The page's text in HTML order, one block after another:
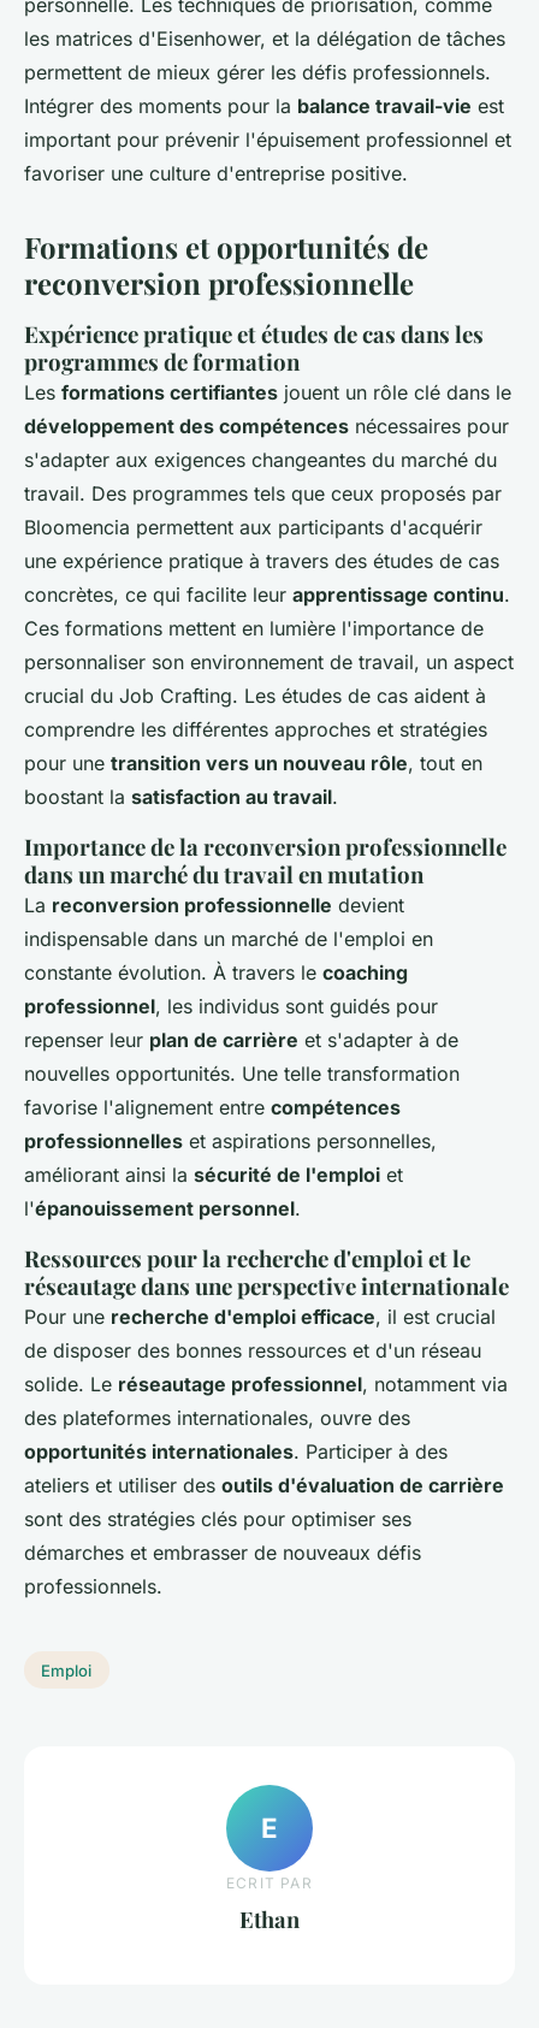
les matrices d'Eisenhower, et la délégation de tâches
permettent de mieux gérer les défis professionnels.
Intégrer des moments pour la balance travail-vie est
important pour prévenir l'épuisement professionnel et
favoriser une culture d'entreprise positive.
Formations et opportunités de
reconversion professionnelle
Expérience pratique et études de cas dans les
programmes de formation
Les formations certifiantes jouent un rôle clé dans le
développement des compétences nécessaires pour
s'adapter aux exigences changeantes du marché du
travail. Des programmes tels que ceux proposés par
Bloomencia permettent aux participants d'acquérir
une expérience pratique à travers des études de cas
concrètes, ce qui facilite leur apprentissage continu.
Ces formations mettent en lumière l'importance de
personnaliser son environnement de travail, un aspect
crucial du Job Crafting. Les études de cas aident à
comprendre les différentes approches et stratégies
pour une transition vers un nouveau rôle, tout en
boostant la satisfaction au travail.
Importance de la reconversion professionnelle
dans un marché du travail en mutation
La reconversion professionnelle devient
indispensable dans un marché de l'emploi en
constante évolution. À travers le coaching
professionnel, les individus sont guidés pour
repenser leur plan de carrière et s'adapter à de
nouvelles opportunités. Une telle transformation
favorise l'alignement entre compétences
professionnelles et aspirations personnelles,
améliorant ainsi la sécurité de l'emploi et
l'épanouissement personnel.
Ressources pour la recherche d'emploi et le
réseautage dans une perspective internationale
Pour une recherche d'emploi efficace, il est crucial
de disposer des bonnes ressources et d'un réseau
solide. Le réseautage professionnel, notamment via
des plateformes internationales, ouvre des
opportunités internationales. Participer à des
ateliers et utiliser des outils d'évaluation de carrière
sont des stratégies clés pour optimiser ses
démarches et embrasser de nouveaux défis
professionnels.
Emploi
E
ECRIT PAR
Ethan